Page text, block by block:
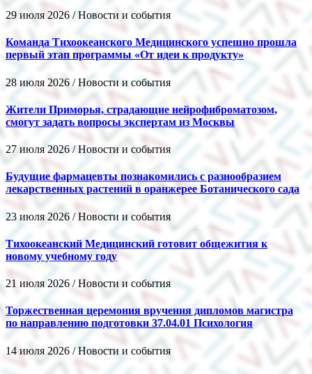
29 июля 2026 / Новости и события
Команда Тихоокеанского Медицинского успешно прошла
первый этап программы «От идеи к продукту»
28 июля 2026 / Новости и события
Жители Приморья, страдающие нейрофиброматозом,
смогут задать вопросы экспертам из Москвы
27 июля 2026 / Новости и события
Будущие фармацевты познакомились с разнообразием
лекарственных растений в оранжерее Ботанического сада
23 июля 2026 / Новости и события
Тихоокеанский Медицинский готовит общежития к
новому учебному году
21 июля 2026 / Новости и события
Торжественная церемония вручения дипломов магистра
по направлению подготовки 37.04.01 Психология
14 июля 2026 / Новости и события